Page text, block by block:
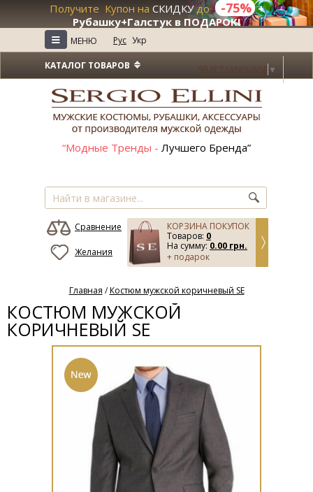
Получите Купон на СКИДКУдо -75% +
Рубашку+Галстук в ПОДАРОК!
≡ МЕНЮ Рус Укр
SELECT LANGUAGE ▼
КАТАЛОГ ТОВАРОВ
“Модные Тренды - Лучшего Бренда”
КОРЗИНА ПОКУПОК
Товаров: 0
На сумму: 0.00 грн.
+ подарок
Сравнение
Желания
Главная /Костюм мужской коричневый SE
КОСТЮМ МУЖСКОЙ
КОРИЧНЕВЫЙ SE